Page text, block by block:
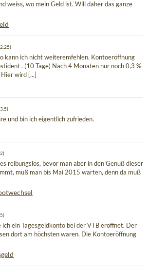
weiss, wo mein Geld ist. Will daher das ganze
kann ich nicht weiteremfehlen. Kontoeröffnung
. (10 Tage) Nach 4 Monaten nur noch 0,3 %
wird [...]
und bin ich eigentlich zufrieden.
reibungslos, bevor man aber in den Genuß dieser
muß man bis Mai 2015 warten, denn da muß
ich ein Tagesgeldkonto bei der VTB eröffnet. Der
dort am höchsten waren. Die Kontoeröffnung